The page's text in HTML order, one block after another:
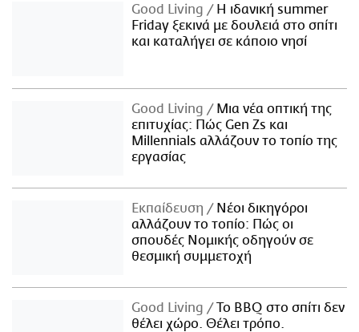
Good Living
Η ιδανική summer
Friday ξεκινά με δουλειά στο σπίτι
και καταλήγει σε κάποιο νησί
Good Living
Μια νέα οπτική της
επιτυχίας: Πώς Gen Zs και
Millennials αλλάζουν το τοπίο της
εργασίας
Εκπαίδευση
Νέοι δικηγόροι
αλλάζουν το τοπίο: Πώς οι
σπουδές Νομικής οδηγούν σε
θεσμική συμμετοχή
Good Living
Το BBQ στο σπίτι δεν
θέλει χώρο. Θέλει τρόπο.